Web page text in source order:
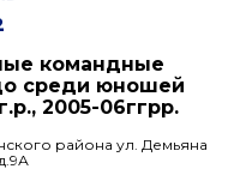
командные
среди юношей
2005-06ггрр.
района ул. Демьяна